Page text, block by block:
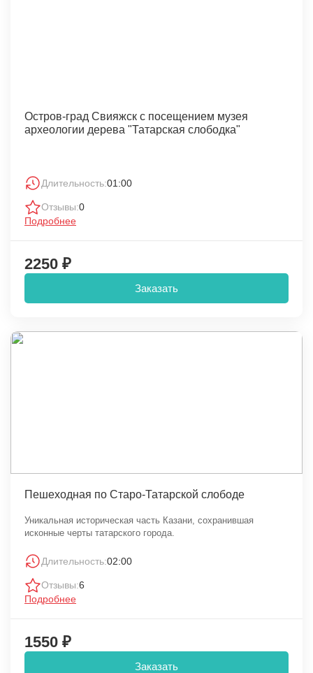
Остров-град Свияжск с посещением музея
археологии дерева "Татарская слободка"
Длительность:01:00
Отзывы:0
Подробнее
2250 ₽
Заказать
Пешеходная по Старо-Татарской слободе
Уникальная историческая часть Казани, сохранившая
исконные черты татарского города.
Длительность:02:00
Отзывы:6
Подробнее
1550 ₽
Заказать